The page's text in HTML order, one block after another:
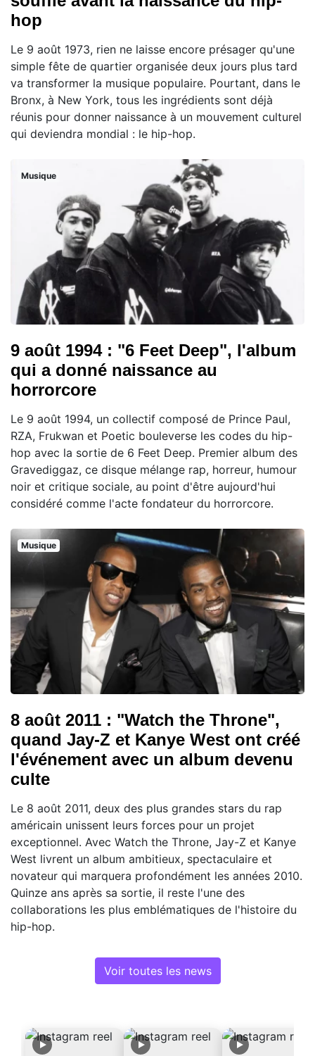
hop
Le 9 août 1973, rien ne laisse encore présager qu'une
simple fête de quartier organisée deux jours plus tard
va transformer la musique populaire. Pourtant, dans le
Bronx, à New York, tous les ingrédients sont déjà
réunis pour donner naissance à un mouvement culturel
qui deviendra mondial : le hip-hop.
Musique
9 août 1994 : "6 Feet Deep", l'album
qui a donné naissance au
horrorcore
Le 9 août 1994, un collectif composé de Prince Paul,
RZA, Frukwan et Poetic bouleverse les codes du hip-
hop avec la sortie de 6 Feet Deep. Premier album des
Gravediggaz, ce disque mélange rap, horreur, humour
noir et critique sociale, au point d'être aujourd'hui
considéré comme l'acte fondateur du horrorcore.
Musique
8 août 2011 : "Watch the Throne",
quand Jay-Z et Kanye West ont créé
l'événement avec un album devenu
culte
Le 8 août 2011, deux des plus grandes stars du rap
américain unissent leurs forces pour un projet
exceptionnel. Avec Watch the Throne, Jay-Z et Kanye
West livrent un album ambitieux, spectaculaire et
novateur qui marquera profondément les années 2010.
Quinze ans après sa sortie, il reste l'une des
collaborations les plus emblématiques de l'histoire du
hip-hop.
Voir toutes les news